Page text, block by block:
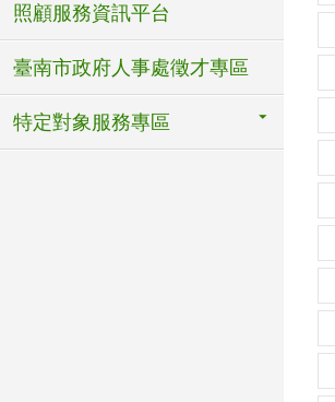
照顧服務資訊平台
臺南市政府人事處徵才專區
特定對象服務專區